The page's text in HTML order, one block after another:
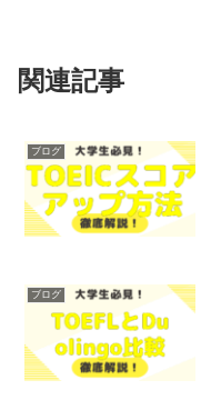
関連記事
ブログ
ブログ